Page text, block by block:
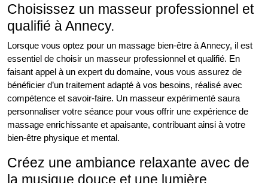
Choisissez un masseur professionnel et
qualifié à Annecy.
Lorsque vous optez pour un massage bien-être à Annecy, il est
essentiel de choisir un masseur professionnel et qualifié. En
faisant appel à un expert du domaine, vous vous assurez de
bénéficier d’un traitement adapté à vos besoins, réalisé avec
compétence et savoir-faire. Un masseur expérimenté saura
personnaliser votre séance pour vous offrir une expérience de
massage enrichissante et apaisante, contribuant ainsi à votre
bien-être physique et mental.
Créez une ambiance relaxante avec de
la musique douce et une lumière